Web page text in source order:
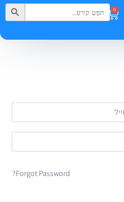
0
Search
for:
Search Button
Forgot Password?